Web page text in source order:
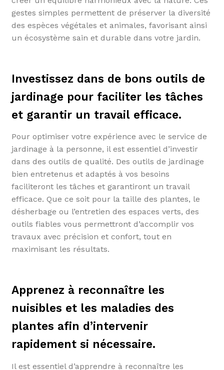
gestes simples permettent de préserver la diversité
des espèces végétales et animales, favorisant ainsi
un écosystème sain et durable dans votre jardin.
Investissez dans de bons outils de
jardinage pour faciliter les tâches
et garantir un travail efficace.
Pour optimiser votre expérience avec le service de
jardinage à la personne, il est essentiel d’investir
dans des outils de qualité. Des outils de jardinage
bien entretenus et adaptés à vos besoins
faciliteront les tâches et garantiront un travail
efficace. Que ce soit pour la taille des plantes, le
désherbage ou l’entretien des espaces verts, des
outils fiables vous permettront d’accomplir vos
travaux avec précision et confort, tout en
maximisant les résultats.
Apprenez à reconnaître les
nuisibles et les maladies des
plantes afin d’intervenir
rapidement si nécessaire.
Il est essentiel d’apprendre à reconnaître les